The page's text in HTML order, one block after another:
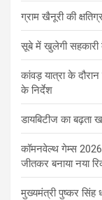
ग्राम खैनूरी की
सूबे में खुलेगी सहकारी
कांवड़ यात्रा के
के निर्देश
डायबिटीज का बढ़ता
कॉमनवेल्थ गेम्स
जीतकर बनाया नया
मुख्यमंत्री पुष्कर सिंह